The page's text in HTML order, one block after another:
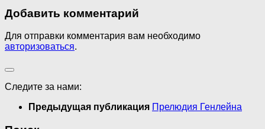
Добавить комментарий
Для отправки комментария вам необходимо
авторизоваться.
Следите за нами:
Предыдущая публикация Прелюдия Генлейна